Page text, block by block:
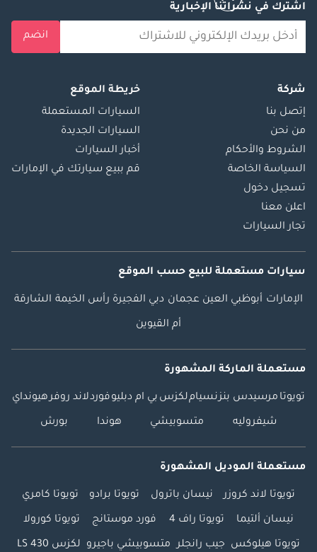
اشترك في نشراتنا الإخبارية
انضم
شركة
إتصل بنا
من نحن
الشروط والأحكام
السياسة الخاصة
تسجيل دخول
اعلن معنا
تجار السيارات
خريطة الموقع
السيارات المستعملة
السيارات الجديدة
أخبار السيارات
قم ببيع سيارتك في الإمارات
سيارات مستعملة للبيع حسب الموقع
الإمارات أبوظبي العين عجمان دبي الفجيرة رأس الخيمة الشارقة
أم القيوين
مستعملة الماركة المشهورة
تويوتا مرسيدس بنزنسياملكزس بي ام دبليوفوردلاند روفرهيونداي
شيفروليه متسوبيشي هوندا بورش
مستعملة الموديل المشهورة
تويوتا لاند كروزر نيسان باترول تويوتا برادو تويوتا كامري
نيسان ألتيما تويوتا راف 4 فورد موستانج تويوتا كورولا
تويوتا هيلوكس جيب رانجلر متسوبيشي باجيرو لكزس LS 430